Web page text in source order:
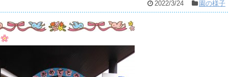
2022/3/24 園の様子